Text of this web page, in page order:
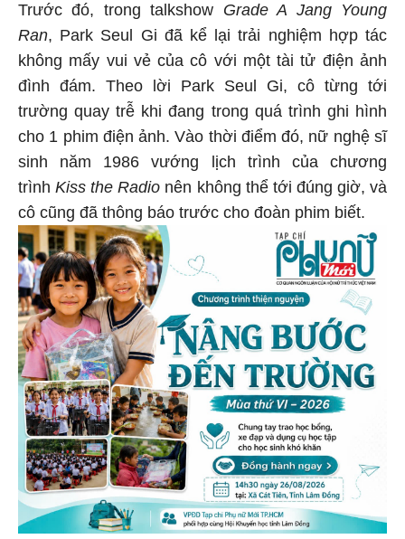
Trước đó, trong talkshow Grade A Jang Young
Ran, Park Seul Gi đã kể lại trải nghiệm hợp tác
không mấy vui vẻ của cô với một tài tử điện ảnh
đình đám. Theo lời Park Seul Gi, cô từng tới
trường quay trễ khi đang trong quá trình ghi hình
cho 1 phim điện ảnh. Vào thời điểm đó, nữ nghệ sĩ
sinh năm 1986 vướng lịch trình của chương
trìnhKiss the Radio nên không thể tới đúng giờ, và
cô cũng đã thông báo trước cho đoàn phim biết.